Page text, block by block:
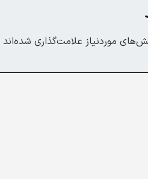
موردنیاز علامت‌گذاری شده‌اند